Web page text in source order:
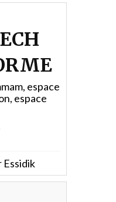
espace
espace
Essidik